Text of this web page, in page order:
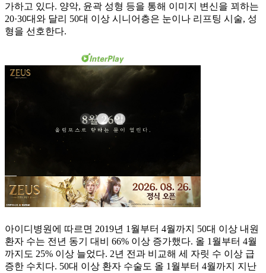
가하고 있다. 양악, 윤곽 성형 등을 통해 이미지 변신을 꾀하는
20·30대와 달리 50대 이상 시니어층은 눈이나 리프팅 시술, 성
형을 선호한다.
아이디병원에 따르면 2019년 1월부터 4월까지 50대 이상 내원
환자 수는 전년 동기 대비 66% 이상 증가했다. 올 1월부터 4월
까지도 25% 이상 늘었다. 2년 전과 비교해 세 자릿 수 이상 급
증한 수치다. 50대 이상 환자 수술도 올 1월부터 4월까지 지난